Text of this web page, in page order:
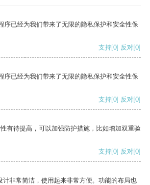
序已经为我们带来了无限的隐私保护和安全性保
支持[0] 反对[0]
序已经为我们带来了无限的隐私保护和安全性保
支持[0] 反对[0]
有待提高，可以加强防护措施，比如增加双重验
支持[0] 反对[0]
计非常简洁，使用起来非常方便。功能的布局也